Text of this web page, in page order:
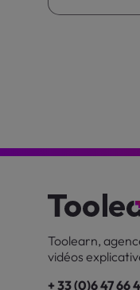
Toolearn,
vidéos
+ 33 (0)6 47 66